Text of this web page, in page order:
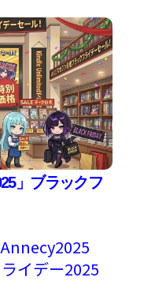
」ブラックフ
Annecy2025
イデー2025